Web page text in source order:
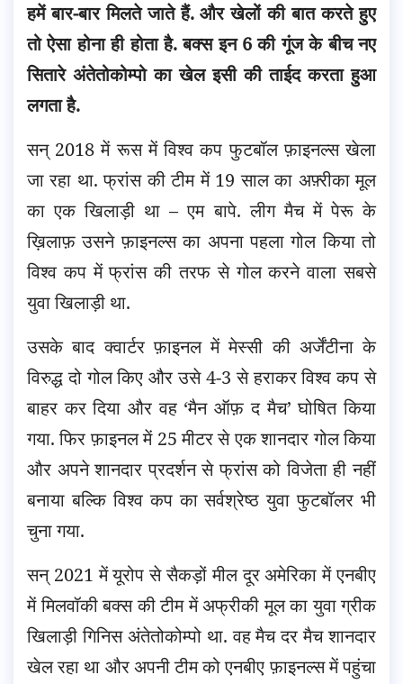
हमें बार-बार मिलते जाते हैं. और खेलों की बात करते हुए
तो ऐसा होना ही होता है. बक्स इन 6 की गूंज के बीच नए
सितारे अंतेतोकोम्पो का खेल इसी की ताईद करता हुआ
लगता है.
सन् 2018 में रूस में विश्व कप फुटबॉल फ़ाइनल्स खेला
जा रहा था. फ्रांस की टीम में 19 साल का अफ़्रीका मूल
का एक खिलाड़ी था – एम बापे. लीग मैच में पेरू के
ख़िलाफ़ उसने फ़ाइनल्स का अपना पहला गोल किया तो
विश्व कप में फ्रांस की तरफ से गोल करने वाला सबसे
युवा खिलाड़ी था.
उसके बाद क्वार्टर फ़ाइनल में मेस्सी की अर्जेंटीना के
विरुद्ध दो गोल किए और उसे 4-3 से हराकर विश्व कप से
बाहर कर दिया और वह ‘मैन ऑफ़ द मैच’ घोषित किया
गया. फिर फ़ाइनल में 25 मीटर से एक शानदार गोल किया
और अपने शानदार प्रदर्शन से फ्रांस को विजेता ही नहीं
बनाया बल्कि विश्व कप का सर्वश्रेष्ठ युवा फुटबॉलर भी
चुना गया.
सन् 2021 में यूरोप से सैकड़ों मील दूर अमेरिका में एनबीए
में मिलवॉकी बक्स की टीम में अफ्रीकी मूल का युवा ग्रीक
खिलाड़ी गिनिस अंतेतोकोम्पो था. वह मैच दर मैच शानदार
खेल रहा था और अपनी टीम को एनबीए फ़ाइनल्स में पहुंचा